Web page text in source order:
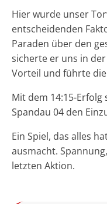
Hier wurde unser
entscheidenden
Paraden über den
sicherte er uns in
Vorteil und führte
Mit dem 14:15-
Spandau 04 den
Ein Spiel, das alles
ausmacht.
letzten Aktion.